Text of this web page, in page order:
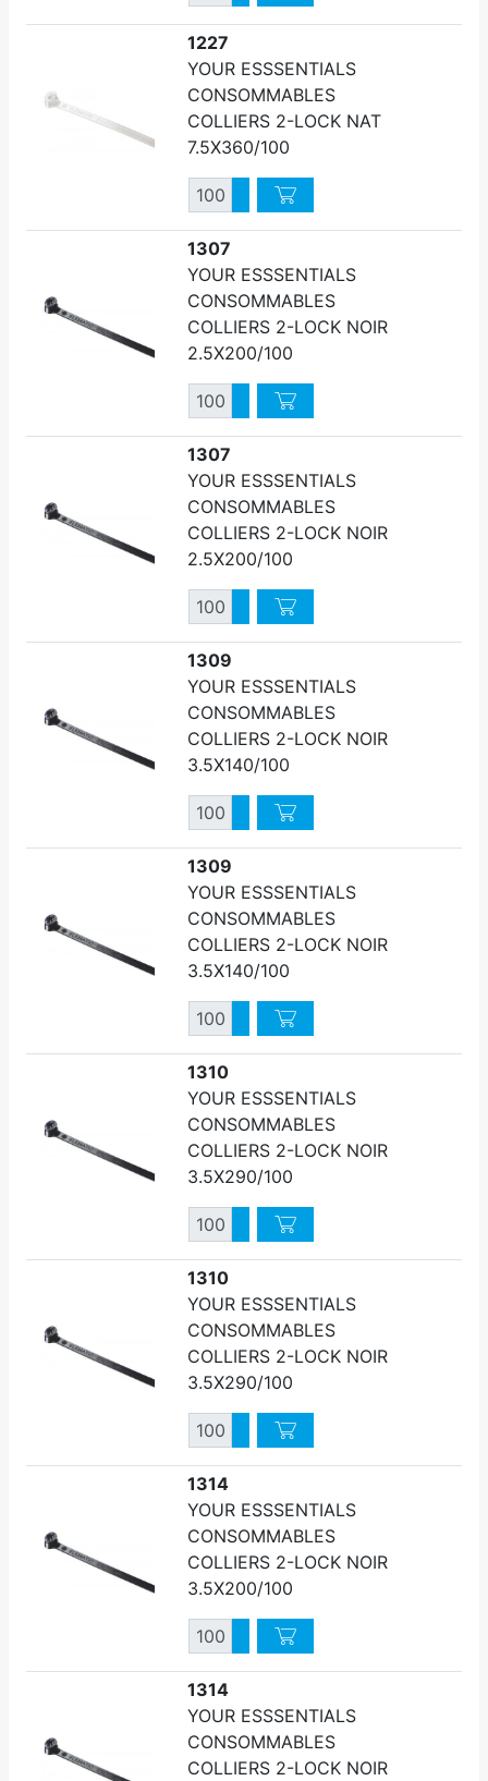
Diminuer quantité
1227
YOUR ESSSENTIALS
CONSOMMABLES
COLLIERS 2-LOCK NAT
7.5X360/100
QuantitéAugmenter quantité
Diminuer quantité
1307
YOUR ESSSENTIALS
CONSOMMABLES
COLLIERS 2-LOCK NOIR
2.5X200/100
QuantitéAugmenter quantité
Diminuer quantité
1307
YOUR ESSSENTIALS
CONSOMMABLES
COLLIERS 2-LOCK NOIR
2.5X200/100
QuantitéAugmenter quantité
Diminuer quantité
1309
YOUR ESSSENTIALS
CONSOMMABLES
COLLIERS 2-LOCK NOIR
3.5X140/100
QuantitéAugmenter quantité
Diminuer quantité
1309
YOUR ESSSENTIALS
CONSOMMABLES
COLLIERS 2-LOCK NOIR
3.5X140/100
QuantitéAugmenter quantité
Diminuer quantité
1310
YOUR ESSSENTIALS
CONSOMMABLES
COLLIERS 2-LOCK NOIR
3.5X290/100
QuantitéAugmenter quantité
Diminuer quantité
1310
YOUR ESSSENTIALS
CONSOMMABLES
COLLIERS 2-LOCK NOIR
3.5X290/100
QuantitéAugmenter quantité
Diminuer quantité
1314
YOUR ESSSENTIALS
CONSOMMABLES
COLLIERS 2-LOCK NOIR
3.5X200/100
QuantitéAugmenter quantité
Diminuer quantité
1314
YOUR ESSSENTIALS
CONSOMMABLES
COLLIERS 2-LOCK NOIR